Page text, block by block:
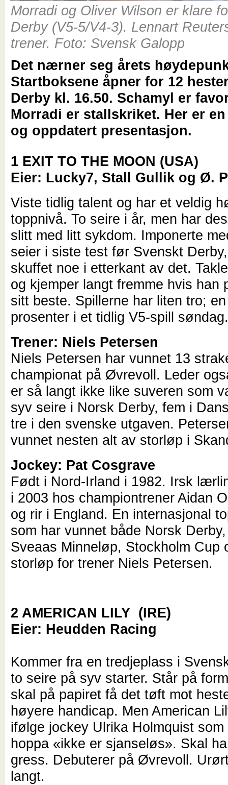
Morradi og Oliver Wilson er klare
Derby (V5-5/V4-3). Lennart
trener. Foto: Svensk Galopp
Det nærner seg årets
Startboksene åpner for 12
Derby kl. 16.50. Schamyl er
Morradi er stallskriket. Her er
og oppdatert presentasjon.
1 EXIT TO THE MOON (USA)
Eier: Lucky7, Stall Gullik og Ø.
Viste tidlig talent og har et veldig
toppnivå. To seire i år, men har
slitt med litt sykdom. Imponerte
seier i siste test før Svenskt
skuffet noe i etterkant av det.
og kjemper langt fremme hvis han
sitt beste. Spillerne har liten tro;
prosenter i et tidlig V5-spill
Trener: Niels Petersen
Niels Petersen har vunnet 13
championat på Øvrevoll. Leder
er så langt ikke like suveren som
syv seire i Norsk Derby, fem i
tre i den svenske utgaven.
vunnet nesten alt av storløp i
Jockey: Pat Cosgrave
Født i Nord-Irland i 1982. Irsk
i 2003 hos championtrener Aidan
og rir i England. En internasjonal
som har vunnet både Norsk
Sveaas Minneløp, Stockholm Cup
storløp for trener Niels Petersen.
2 AMERICAN LILY (IRE)
Eier: Heudden Racing
Kommer fra en tredjeplass i
to seire på syv starter. Står på
skal på papiret få det tøft mot
høyere handicap. Men American
ifølge jockey Ulrika Holmquist som
hoppa «ikke er sjanseløs». Skal
gress. Debuterer på Øvrevoll.
langt.